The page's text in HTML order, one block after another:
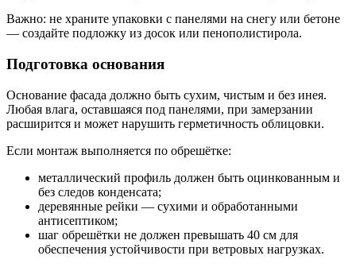
Важно: не храните упаковки с панелями на снегу или бетоне
— создайте подложку из досок или пенополистирола.
Подготовка основания
Основание фасада должно быть сухим, чистым и без инея.
Любая влага, оставшаяся под панелями, при замерзании
расширится и может нарушить герметичность облицовки.
Если монтаж выполняется по обрешётке:
металлический профиль должен быть оцинкованным и
без следов конденсата;
деревянные рейки — сухими и обработанными
антисептиком;
шаг обрешётки не должен превышать 40 см для
обеспечения устойчивости при ветровых нагрузках.